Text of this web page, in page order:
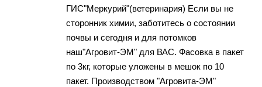
ГИС"Меркурий"(ветеринария) Если вы не
сторонник химии, заботитесь о состоянии
почвы и сегодня и для потомков
наш"Агровит-ЭМ" для ВАС. Фасовка в пакет
по 3кг, которые уложены в мешок по 10
пакет. Производством "Агровита-ЭМ"